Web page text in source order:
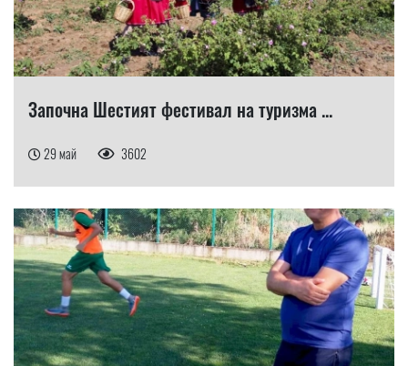
Започна Шестият фестивал на туризма ...
29 май 3602